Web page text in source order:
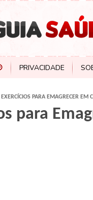
PRIVACIDADE
EXERCÍCIOS PARA EMAGRECER EM
para